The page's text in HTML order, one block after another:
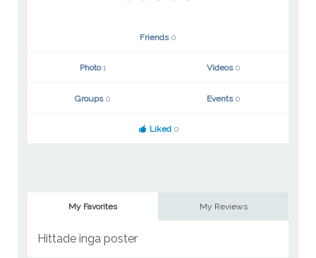
Friends 0
Photo1 Videos 0
Groups 0 Events 0
Liked 0
My Favorites My Reviews
Hittade inga poster